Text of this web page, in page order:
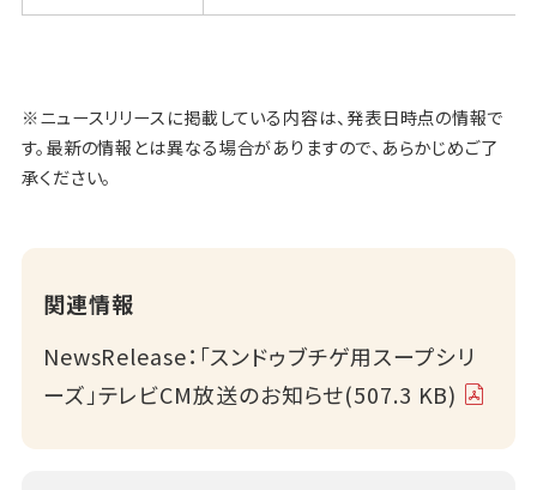
※ニュースリリースに掲載している内容は、発表日時点の情報で
す。最新の情報とは異なる場合がありますので、あらかじめご了
承ください。
関連情報
NewsRelease：「スンドゥブチゲ用スープシリ
ーズ」テレビCM放送のお知らせ(507.3 KB)